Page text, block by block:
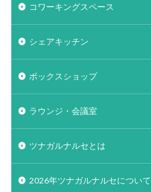
コワーキングスペース
シェアキッチン
ボックスショップ
ラウンジ・会議室
ツナガルナルセとは
2026年ツナガルナルセについて